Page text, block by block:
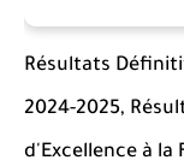
Résultats
2024-2025,
d'Excellence à la